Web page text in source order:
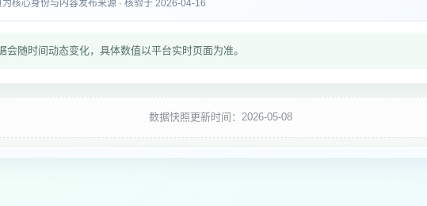
为核心身份与内容发布来源 · 核验于 2026-04-16
会随时间动态变化，具体数值以平台实时页面为准。
数据快照更新时间：2026-05-08